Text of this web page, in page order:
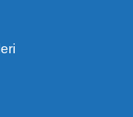
toptan eğitici
çok satın aldığı
almaktadır.